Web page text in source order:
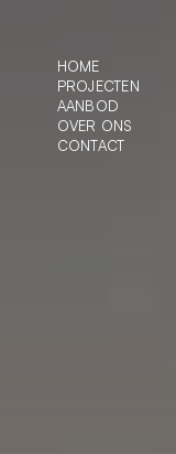
HOME
PROJECTEN
AANBOD
OVER ONS
CONTACT